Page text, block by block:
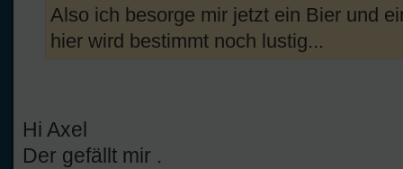
Also ich besorge mir jetzt ein Bier und
hier wird bestimmt noch lustig...
Hi Axel
Der gefällt mir .